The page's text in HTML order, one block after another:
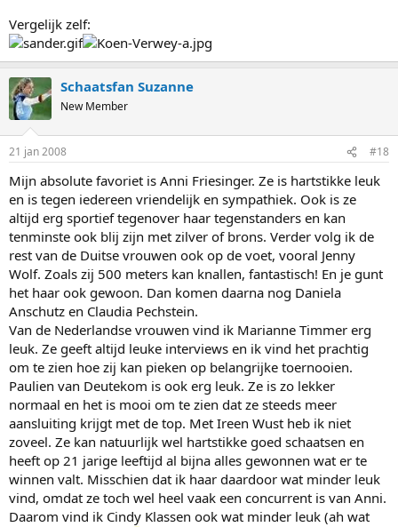
Vergelijk zelf:
Schaatsfan Suzanne
New Member
21 jan 2008 #18
Mijn absolute favoriet is Anni Friesinger. Ze is hartstikke leuk
en is tegen iedereen vriendelijk en sympathiek. Ook is ze
altijd erg sportief tegenover haar tegenstanders en kan
tenminste ook blij zijn met zilver of brons. Verder volg ik de
rest van de Duitse vrouwen ook op de voet, vooral Jenny
Wolf. Zoals zij 500 meters kan knallen, fantastisch! En je gunt
het haar ook gewoon. Dan komen daarna nog Daniela
Anschutz en Claudia Pechstein.
Van de Nederlandse vrouwen vind ik Marianne Timmer erg
leuk. Ze geeft altijd leuke interviews en ik vind het prachtig
om te zien hoe zij kan pieken op belangrijke toernooien.
Paulien van Deutekom is ook erg leuk. Ze is zo lekker
normaal en het is mooi om te zien dat ze steeds meer
aansluiting krijgt met de top. Met Ireen Wust heb ik niet
zoveel. Ze kan natuurlijk wel hartstikke goed schaatsen en
heeft op 21 jarige leeftijd al bijna alles gewonnen wat er te
winnen valt. Misschien dat ik haar daardoor wat minder leuk
vind, omdat ze toch wel heel vaak een concurrent is van Anni.
Daarom vind ik Cindy Klassen ook wat minder leuk (ah wat